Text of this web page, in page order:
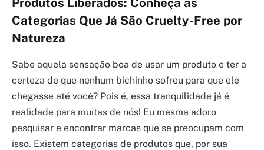
Produtos Liberados: Conheça as
Categorias Que Já São Cruelty-Free por
Natureza
Sabe aquela sensação boa de usar um produto e ter a
certeza de que nenhum bichinho sofreu para que ele
chegasse até você? Pois é, essa tranquilidade já é
realidade para muitas de nós! Eu mesma adoro
pesquisar e encontrar marcas que se preocupam com
isso. Existem categorias de produtos que, por sua